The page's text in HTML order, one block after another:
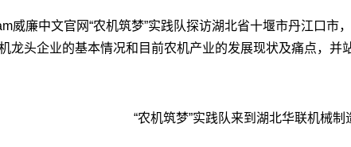
威廉中文官网“农机筑梦”实践队探访湖北省十堰市丹江口
龙头企业的基本情况和目前农机产业的发展现状及痛点，并
“农机筑梦”实践队来到湖北华联机械制